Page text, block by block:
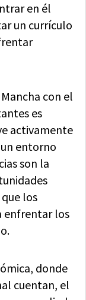
en él
un currículo
con el
es
activamente
entorno
son la
los
enfrentar los
donde
cuentan, el